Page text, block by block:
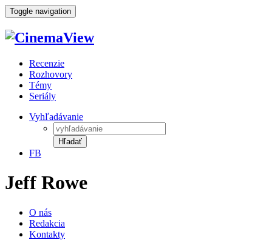
Toggle navigation
Recenzie
Rozhovory
Témy
Seriály
Vyhľadávanie
Hľadať
FB
Jeff Rowe
O nás
Redakcia
Kontakty